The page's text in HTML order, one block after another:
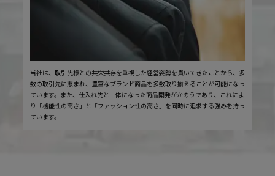
当社は、取引先様との共栄共存を重視した経営姿勢を貫いてきたことから、多
数の取引先に恵まれ、豊富なブランド商品を多数取り揃えることが可能になっ
ています。また、仕入れ先と一体になった商品開発がかのうであり、これによ
り「機能性の高さ」と「ファッション性の高さ」を同時に追求する強みを持っ
ています。